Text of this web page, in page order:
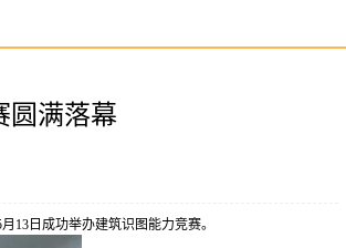
圆满落幕
13日成功举办建筑识图能力竞赛。